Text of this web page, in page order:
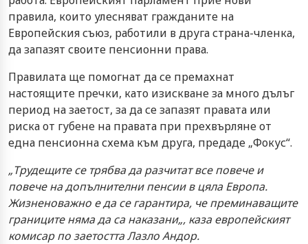
правила, които улесняват гражданите на
Европейския съюз, работили в друга страна-членка,
да запазят своите пенсионни права.
Правилата ще помогнат да се премахнат
настоящите пречки, като изискване за много дълъг
период на заетост, за да се запазят правата или
риска от губене на правата при прехвърляне от
една пенсионна схема към друга, предаде „Фокус“.
„Трудещите се трябва да разчитат все повече и
повече на допълнителни пенсии в цяла Европа.
Жизненоважно е да се гарантира, че преминаващите
границите няма да са наказани„, каза европейският
комисар по заетостта Лазло Андор.